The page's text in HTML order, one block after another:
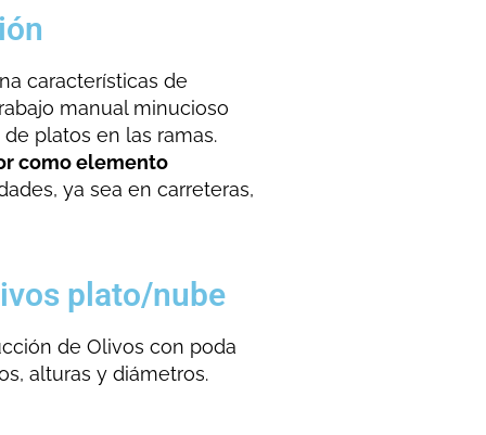
características de
manual minucioso
platos en las ramas.
como elemento
ya sea en carreteras,
plato/nube
de Olivos con poda
alturas y diámetros.